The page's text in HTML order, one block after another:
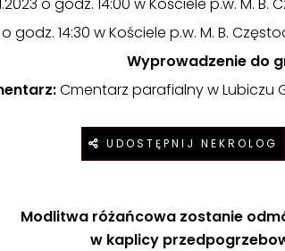
o godz. 14:30 w Kościele p.w. M. B.
Wyprowadzenie do
Cmentarz parafialny w Lubiczu
UDOSTĘPNIJ NEKROLOG
Modlitwa różańcowa zostanie
w kaplicy